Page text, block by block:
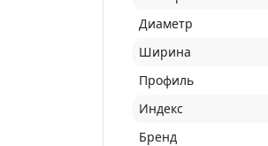
Диаметр
Ширина
Профиль
Индекс
Бренд